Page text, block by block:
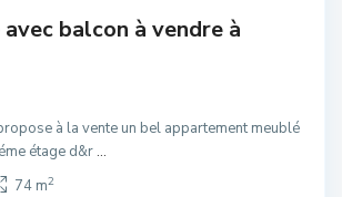
balcon à vendre à
à la vente un bel appartement meublé
étage d&r...
74 m2